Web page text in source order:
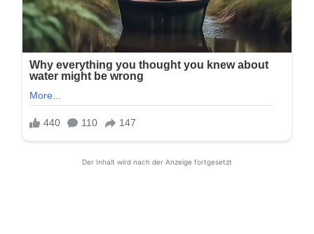
Der Inhalt wird nach der Anzeige fortgesetzt